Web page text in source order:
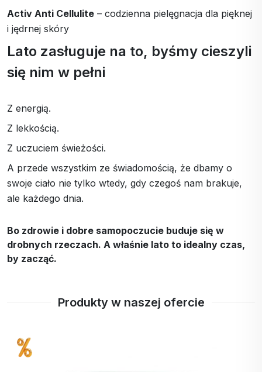
Activ Anti Cellulite – codzienna pielęgnacja dla pięknej
i jędrnej skóry
Lato zasługuje na to, byśmy cieszyli
się nim w pełni
Z energią.
Z lekkością.
Z uczuciem świeżości.
A przede wszystkim ze świadomością, że dbamy o
swoje ciało nie tylko wtedy, gdy czegoś nam brakuje,
ale każdego dnia.
Bo zdrowie i dobre samopoczucie buduje się w
drobnych rzeczach. A właśnie lato to idealny czas,
by zacząć.
Produkty w naszej ofercie